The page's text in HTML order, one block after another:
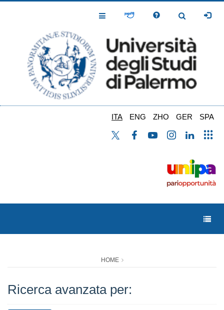
Toggle
Toggle
ITA ENG ZHO GER SPA
HOME
Ricerca avanzata per: